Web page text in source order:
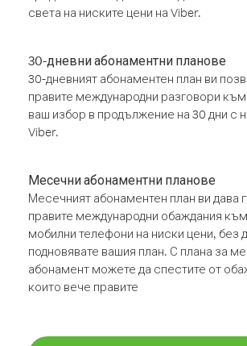
света на ниските цени на Viber.
30-дневни абонаментни планове
30-дневният абонаментен план ви
правите международни разговори
ваш избор в продължение на 30 дни с
Viber.
Месечни абонаментни планове
Месечният абонаментен план ви дава
правите международни обаждания
мобилни телефони на ниски цени, без
подновявате вашия план. С плана за
абонамент можете да спестите от
които вече правите